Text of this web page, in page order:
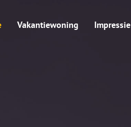
Vakantiewoning Impressie